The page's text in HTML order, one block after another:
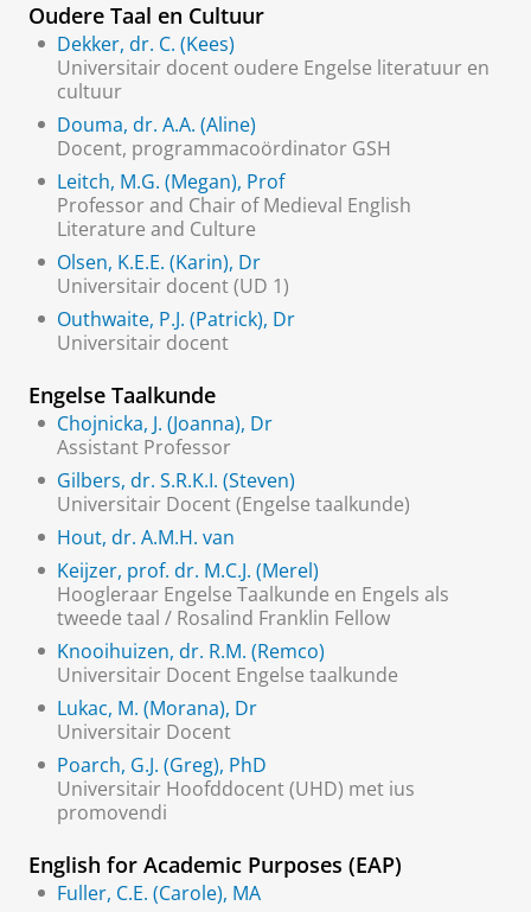
Oudere Taal en Cultuur
Dekker, dr. C. (Kees)
Universitair docent oudere Engelse literatuur en
cultuur
Douma, dr. A.A. (Aline)
Docent, programmacoördinator GSH
Leitch, M.G. (Megan), Prof
Professor and Chair of Medieval English
Literature and Culture
Olsen, K.E.E. (Karin), Dr
Universitair docent (UD 1)
Outhwaite, P.J. (Patrick), Dr
Universitair docent
Engelse Taalkunde
Chojnicka, J. (Joanna), Dr
Assistant Professor
Gilbers, dr. S.R.K.I. (Steven)
Universitair Docent (Engelse taalkunde)
Hout, dr. A.M.H. van
Keijzer, prof. dr. M.C.J. (Merel)
Hoogleraar Engelse Taalkunde en Engels als
tweede taal / Rosalind Franklin Fellow
Knooihuizen, dr. R.M. (Remco)
Universitair Docent Engelse taalkunde
Lukac, M. (Morana), Dr
Universitair Docent
Poarch, G.J. (Greg), PhD
Universitair Hoofddocent (UHD) met ius
promovendi
English for Academic Purposes (EAP)
Fuller, C.E. (Carole), MA